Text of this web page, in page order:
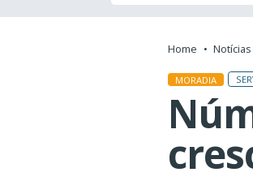
Home
MORADIA